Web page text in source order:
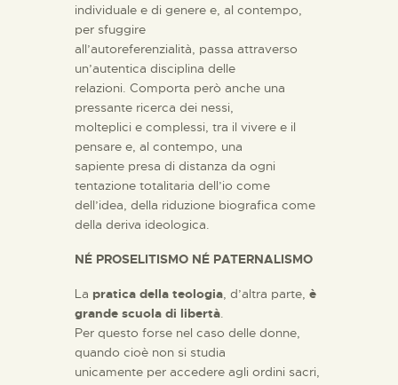
individuale e di genere e, al contempo,
per sfuggire
all’autoreferenzialità, passa attraverso
un’autentica disciplina delle
relazioni. Comporta però anche una
pressante ricerca dei nessi,
molteplici e complessi, tra il vivere e il
pensare e, al contempo, una
sapiente presa di distanza da ogni
tentazione totalitaria dell’io come
dell’idea, della riduzione biografica come
della deriva ideologica.
NÉ PROSELITISMO NÉ PATERNALISMO
La pratica della teologia, d’altra parte, è
grande scuola di libertà.
Per questo forse nel caso delle donne,
quando cioè non si studia
unicamente per accedere agli ordini sacri,